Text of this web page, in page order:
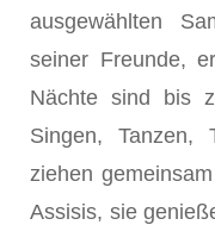
ausgewählten
seiner Freunde,
Nächte sind bis
Singen, Tanzen,
ziehen
Assisis, sie